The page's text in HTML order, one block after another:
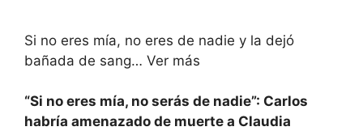
Si no eres mía, no eres de nadie y la dejó
bañada de sang… Ver más
“Si no eres mía, no serás de nadie”: Carlos
habría amenazado de muerte a Claudia